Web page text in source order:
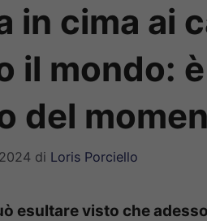
in cima ai
il mondo:
del
di Loris Porciello
esultare visto che